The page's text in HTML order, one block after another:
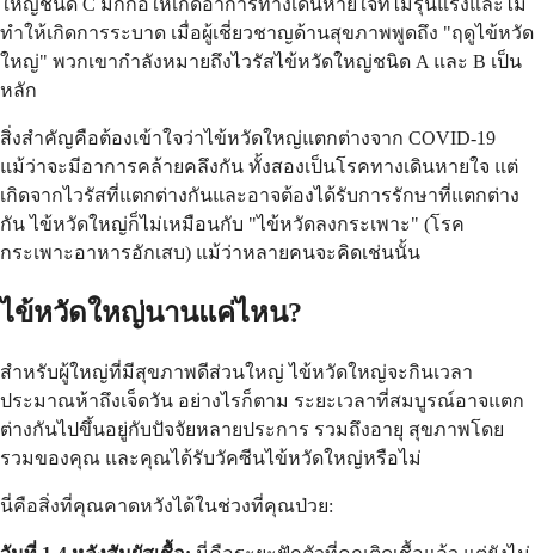
ใหญ่ชนิด C มักก่อให้เกิดอาการทางเดินหายใจที่ไม่รุนแรงและไม่
ทำให้เกิดการระบาด เมื่อผู้เชี่ยวชาญด้านสุขภาพพูดถึง "ฤดูไข้หวัด
ใหญ่" พวกเขากำลังหมายถึงไวรัสไข้หวัดใหญ่ชนิด A และ B เป็น
หลัก
สิ่งสำคัญคือต้องเข้าใจว่าไข้หวัดใหญ่แตกต่างจาก COVID-19
แม้ว่าจะมีอาการคล้ายคลึงกัน ทั้งสองเป็นโรคทางเดินหายใจ แต่
เกิดจากไวรัสที่แตกต่างกันและอาจต้องได้รับการรักษาที่แตกต่าง
กัน ไข้หวัดใหญ่ก็ไม่เหมือนกับ "ไข้หวัดลงกระเพาะ" (โรค
กระเพาะอาหารอักเสบ) แม้ว่าหลายคนจะคิดเช่นนั้น
ไข้หวัดใหญ่นานแค่ไหน?
สำหรับผู้ใหญ่ที่มีสุขภาพดีส่วนใหญ่ ไข้หวัดใหญ่จะกินเวลา
ประมาณห้าถึงเจ็ดวัน อย่างไรก็ตาม ระยะเวลาที่สมบูรณ์อาจแตก
ต่างกันไปขึ้นอยู่กับปัจจัยหลายประการ รวมถึงอายุ สุขภาพโดย
รวมของคุณ และคุณได้รับวัคซีนไข้หวัดใหญ่หรือไม่
นี่คือสิ่งที่คุณคาดหวังได้ในช่วงที่คุณป่วย: